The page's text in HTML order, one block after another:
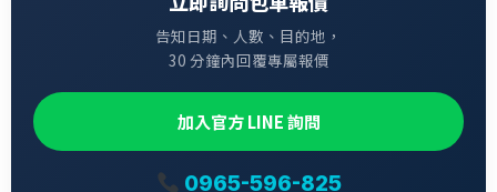
告知日期、人數、目的地，
30 分鐘內回覆專屬報價
加入官方 LINE 詢問
0965-596-825